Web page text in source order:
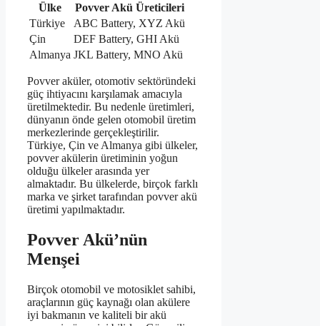
Ülke
Povver Akü Üreticileri
Türkiye
ABC Battery, XYZ Akü
Çin
DEF Battery, GHI Akü
Almanya JKL Battery, MNO Akü
Povver aküler, otomotiv sektöründeki
güç ihtiyacını karşılamak amacıyla
üretilmektedir. Bu nedenle üretimleri,
dünyanın önde gelen otomobil üretim
merkezlerinde gerçekleştirilir.
Türkiye, Çin ve Almanya gibi ülkeler,
povver akülerin üretiminin yoğun
olduğu ülkeler arasında yer
almaktadır. Bu ülkelerde, birçok farklı
marka ve şirket tarafından povver akü
üretimi yapılmaktadır.
Povver Akü’nün
Menşei
Birçok otomobil ve motosiklet sahibi,
araçlarının güç kaynağı olan akülere
iyi bakmanın ve kaliteli bir akü